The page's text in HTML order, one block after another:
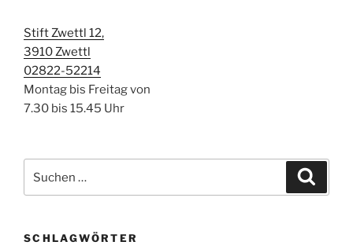
Stift Zwettl 12,
3910 Zwettl
02822-52214
Montag bis Freitag von
7.30 bis 15.45 Uhr
nach:
SCHLAGWÖRTER